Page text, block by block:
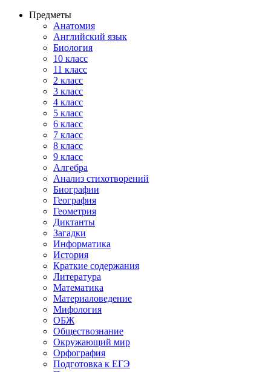
Предметы
Анатомия
Английский язык
Биология
10 класс
11 класс
2 класс
3 класс
4 класс
5 класс
6 класс
7 класс
8 класс
9 класс
Алгебра
Анализ стихотворений
Биографии
География
Геометрия
Диктанты
Загадки
Информатика
История
Краткие содержания
Литература
Математика
Материаловедение
Мифология
ОБЖ
Обществознание
Окружающий мир
Орфография
Подготовка к ЕГЭ